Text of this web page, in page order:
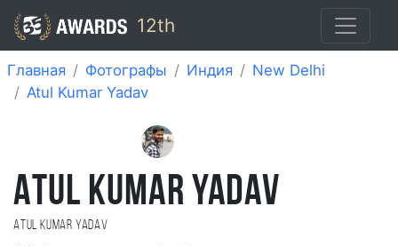
12th
Главная Фотографы Индия
New Delhi
Atul Kumar Yadav
ATUL KUMAR YADAV
Atul Kumar Yadav